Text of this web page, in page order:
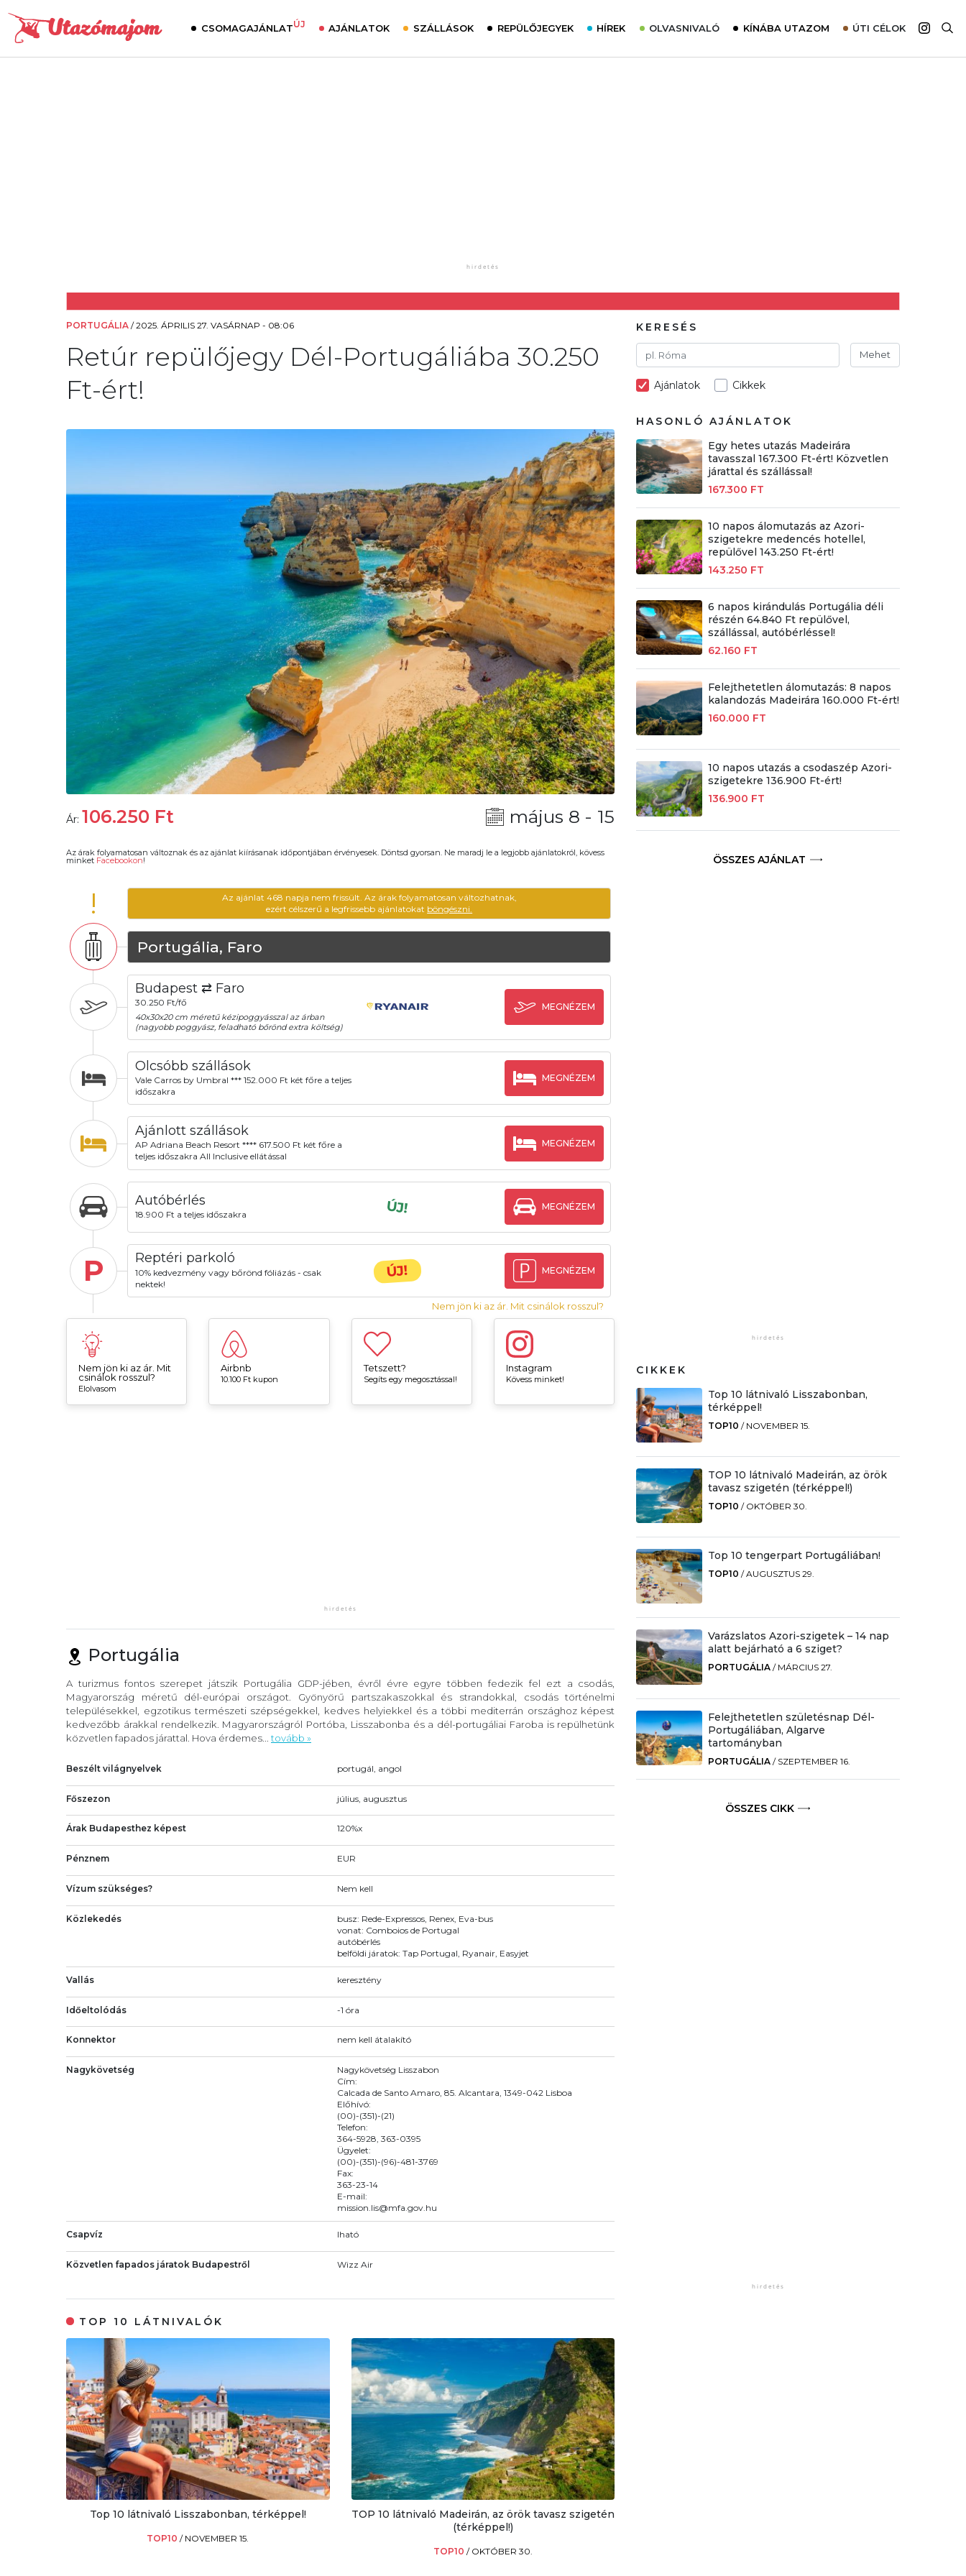
CSOMAGAJÁNLATÚJ AJÁNLATOK SZÁLLÁSOK REPÜLŐJEGYEK HÍREK OLVASNIVALÓ KÍNÁBA UTAZOM ÚTI CÉLOK
PORTUGÁLIA /2025. ÁPRILIS 27. VASÁRNAP - 08:06
Retúr repülőjegy Dél-Portugáliába 30.250
Ft-ért!
Ár: 106.250 Ft május 8 - 15
Az árak folyamatosan változnak és az ajánlat kiírásanak időpontjában érvényesek. Döntsd gyorsan. Ne maradj le a legjobb ajánlatokról, kövess
minket Facebookon!
!
Az ajánlat 468 napja nem frissült. Az árak folyamatosan változhatnak,
ezért célszerű a legfrissebb ajánlatokat böngészni.
Portugália, Faro
Budapest ⇄ Faro
30.250 Ft/fő
40x30x20 cm méretű kézipoggyásszal az árban
(nagyobb poggyász, feladható bőrönd extra költség)
MEGNÉZEM
Olcsóbb szállások
Vale Carros by Umbral *** 152.000 Ft két főre a teljes
időszakra
MEGNÉZEM
Ajánlott szállások
AP Adriana Beach Resort **** 617.500 Ft két főre a
teljes időszakra All Inclusive ellátással
MEGNÉZEM
Autóbérlés
18.900 Ft a teljes időszakra ÚJ! MEGNÉZEM
P Reptéri parkoló
10% kedvezmény vagy bőrönd fóliázás - csak
nektek!
ÚJ! MEGNÉZEM
Nem jön ki az ár. Mit csinálok rosszul?
Nem jön ki az ár. Mit
csinálok rosszul?
Elolvasom
Airbnb
10.100 Ft kupon
Tetszett?
Segíts egy megosztással!
Instagram
Kövess minket!
Portugália
A turizmus fontos szerepet játszik Portugália GDP-jében, évről évre egyre többen fedezik fel ezt a csodás,
Magyarország méretű dél-európai országot. Gyönyörű partszakaszokkal és strandokkal, csodás történelmi
településekkel, egzotikus természeti szépségekkel, kedves helyiekkel és a többi mediterrán országhoz képest
kedvezőbb árakkal rendelkezik. Magyarországról Portóba, Lisszabonba és a dél-portugáliai Faroba is repülhetünk
közvetlen fapados járattal. Hova érdemes... tovább »
Beszélt világnyelvek portugál, angol
Főszezon július, augusztus
Árak Budapesthez képest 120%x
Pénznem EUR
Vízum szükséges? Nem kell
Közlekedés
busz: Rede-Expressos, Renex, Eva-bus
vonat: Comboios de Portugal
autóbérlés
belföldi járatok: Tap Portugal, Ryanair, Easyjet
Vallás keresztény
Időeltolódás -1 óra
Konnektor nem kell átalakító
Nagykövetség
Nagykövetség Lisszabon
Cím:
Calcada de Santo Amaro, 85. Alcantara, 1349-042 Lisboa
Előhívó:
(00)-(351)-(21)
Telefon:
364-5928, 363-0395
Ügyelet:
(00)-(351)-(96)-481-3769
Fax:
363-23-14
E-mail:
mission.lis@mfa.gov.hu
Csapvíz Iható
Közvetlen fapados járatok Budapestről Wizz Air
TOP 10 LÁTNIVALÓK
Top 10 látnivaló Lisszabonban, térképpel!
TOP10/ NOVEMBER 15.
TOP 10 látnivaló Madeirán, az örök tavasz szigetén
(térképpel!)
TOP10 / OKTÓBER 30.
KERESÉS
Mehet
Ajánlatok Cikkek
HASONLÓ AJÁNLATOK
Egy hetes utazás Madeirára
tavasszal 167.300 Ft-ért! Közvetlen
járattal és szállással!
167.300 FT
10 napos álomutazás az Azori-
szigetekre medencés hotellel,
repülővel 143.250 Ft-ért!
143.250 FT
6 napos kirándulás Portugália déli
részén 64.840 Ft repülővel,
szállással, autóbérléssel!
62.160 FT
Felejthetetlen álomutazás: 8 napos
kalandozás Madeirára 160.000 Ft-ért!
160.000 FT
10 napos utazás a csodaszép Azori-
szigetekre 136.900 Ft-ért!
136.900 FT
ÖSSZES AJÁNLAT
CIKKEK
Top 10 látnivaló Lisszabonban,
térképpel!
TOP10 / NOVEMBER 15.
TOP 10 látnivaló Madeirán, az örök
tavasz szigetén (térképpel!)
TOP10 / OKTÓBER 30.
Top 10 tengerpart Portugáliában!
TOP10 /AUGUSZTUS 29.
Varázslatos Azori-szigetek – 14 nap
alatt bejárható a 6 sziget?
PORTUGÁLIA / MÁRCIUS 27.
Felejthetetlen születésnap Dél-
Portugáliában, Algarve
tartományban
PORTUGÁLIA / SZEPTEMBER 16.
ÖSSZES CIKK